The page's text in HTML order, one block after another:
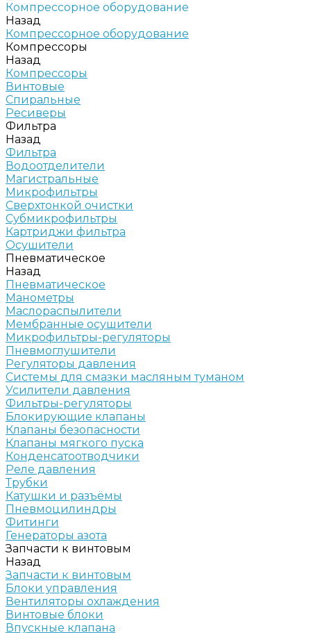
Компрессорное оборудование
Назад
Компрессорное оборудование
Компрессоры
Назад
Компрессоры
Винтовые
Спиральные
Ресиверы
Фильтра
Назад
Фильтра
Водоотделители
Магистральные
Микрофильтры
Сверхтонкой очистки
Субмикрофильтры
Картриджи фильтра
Осушители
Пневматическое
Назад
Пневматическое
Манометры
Маслораспылители
Мембранные осушители
Микрофильтры-регуляторы
Пневмоглушители
Регуляторы давления
Системы для смазки масляным туманом
Усилители давления
Фильтры-регуляторы
Блокирующие клапаны
Клапаны безопасности
Клапаны мягкого пуска
Конденсатоотводчики
Реле давления
Трубки
Катушки и разъёмы
Пневмоцилиндры
Фитинги
Генераторы азота
Запчасти к винтовым
Назад
Запчасти к винтовым
Блоки управления
Вентиляторы охлаждения
Винтовые блоки
Впускные клапана